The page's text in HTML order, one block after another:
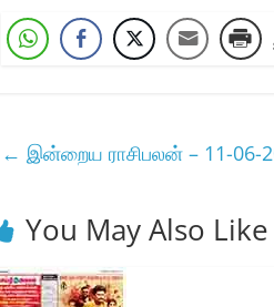
← இன்றைய ராசிபலன் – 11-06-
You May Also Like